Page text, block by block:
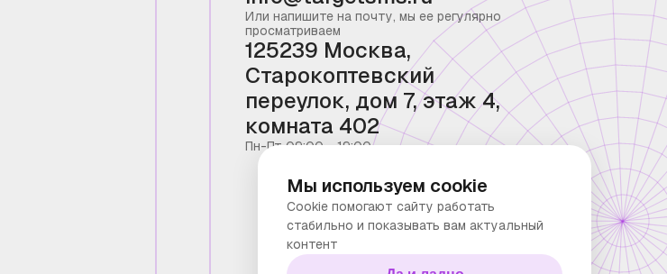
Или напишите на почту, мы ее регулярно
просматриваем
125239 Москва,
Старокоптевский
переулок, дом 7, этаж 4,
комната 402
Пн-Пт 09:00 - 19:00
Мы используем cookie
Cookie помогают сайту работать
стабильно и показывать вам актуальный
контент